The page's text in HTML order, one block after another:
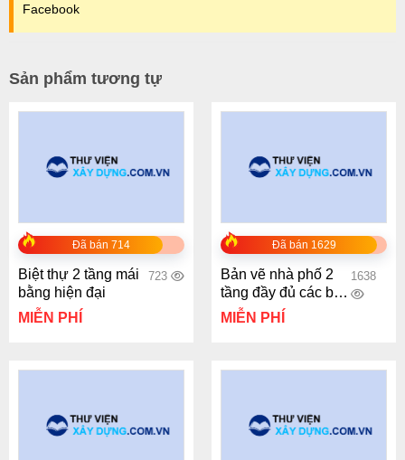
Facebook
Sản phẩm tương tự
Đã bán 714
Biệt thự 2 tầng mái
bằng hiện đại
723
MIỄN PHÍ
Đã bán 1629
Bản vẽ nhà phố 2
tầng đầy đủ các bản
vẽ kiến trúc kết cấu
1638
MIỄN PHÍ